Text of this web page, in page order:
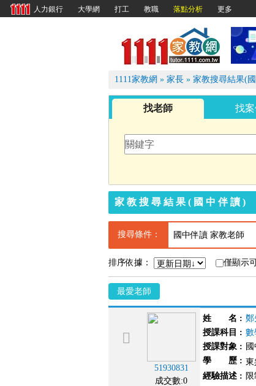
1111家教網 » 家長 » 家教搜尋結果(
找老師 找
家教搜尋結果(國中伴讀)
搜尋條件： 國中伴讀 家教老師
排序依據： 僅顯示
最愛老師
51930831
成交數:0
姓 名 : 鄭
授課科目 : 數
授課對象 :
學 歷 : 東
經驗描述 :
人力銀行 大學網 打工 教職 落點分析 更多